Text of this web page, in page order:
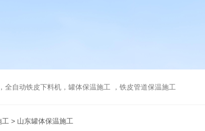
自动铁皮下料机，罐体保温施工 ，铁皮管道保温施工
工 > 山东罐体保温施工